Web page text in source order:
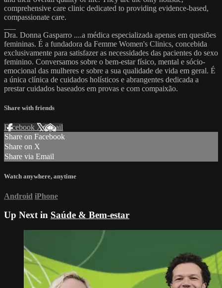
comprehensive care clinic dedicated to providing evidence-based,
compassionate care.
Dra. Donna Gasparro ....a médica especializada apenas em questões
femininas. É a fundadora da Femme Women's Clinics, concebida
exclusivamente para satisfazer as necessidades das pacientes do sexo
feminino. Conversamos sobre o bem-estar físico, mental e sócio-
emocional das mulheres e sobre a sua qualidade de vida em geral. É
a única clínica de cuidados holísticos e abrangentes dedicada a
prestar cuidados baseados em provas e com compaixão.
Share with friends
Facebook XEmail
Share on Facebook
Share on X
Share via Email
Watch anywhere, anytime
Android iPhone
Up Next in Saúde & Bem-estar